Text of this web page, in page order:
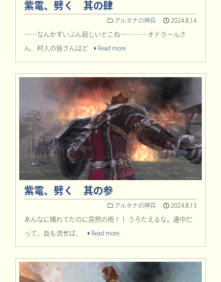
紫電、劈く 其の肆
アルタナの神兵 2024.8.14
……なんかずいぶん寂しいとこね…… ……オドラールさ
ん、村人の皆さんはど Read more
紫電、劈く 其の参
アルタナの神兵 2024.8.13
あんなに晴れてたのに突然の雨！！ うろたえるな。連中だ
って、血も流せば、 Read more